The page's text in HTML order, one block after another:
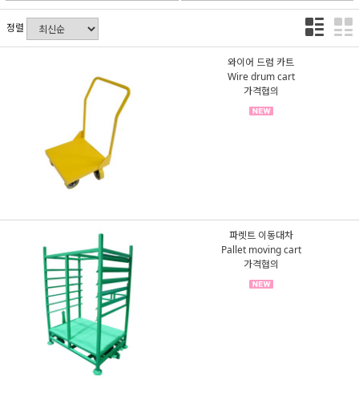
정렬
와이어 드럼 카트
Wire drum cart
가격협의
파렛트 이동대차
Pallet moving cart
가격협의